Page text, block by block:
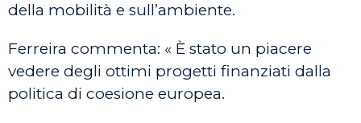
della mobilità e sull’ambiente.
Ferreira commenta: « È stato un piacere
vedere degli ottimi progetti finanziati dalla
politica di coesione europea.